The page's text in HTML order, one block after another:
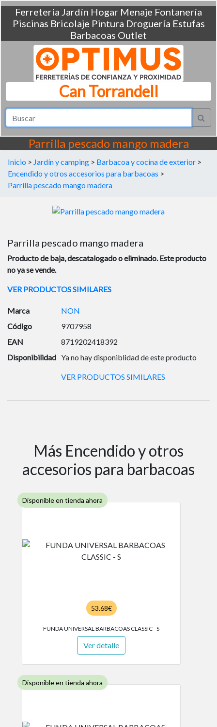
Ferretería Jardín Hogar Menaje Fontanería
Piscinas Bricolaje Pintura Droguería Estufas
Barbacoas Outlet
Can Torrandell
Parrilla pescado mango madera
Inicio > Jardín y camping > Barbacoa y cocina de exterior >
Encendido y otros accesorios para barbacoas >
Parrilla pescado mango madera
Parrilla pescado mango madera
Producto de baja, descatalogado o eliminado. Este producto
no ya se vende.
VER PRODUCTOS SIMILARES
Marca
NON
Código
9707958
EAN
8719202418392
Disponibilidad Ya no hay disponiblidad de este producto
VER PRODUCTOS SIMILARES
Más Encendido y otros
accesorios para barbacoas
Disponible en tienda ahora
53.68€
FUNDA UNIVERSAL BARBACOAS CLASSIC - S
Ver detalle
Disponible en tienda ahora